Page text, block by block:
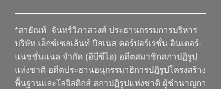
*สายัณห์ จันทร์วิภาสวงศ์ ประธานกรรมการบริหาร
บริษัท เอ็กซ์เซลเล้นท์ บิสเนส คอร์ปอร์เรชั่น อินเตอร์-
แนชชั่นแนล จำกัด (อีบีซีไอ) อดีตสมาชิกสภาปฏิรูป
แห่งชาติ อดีตประธานอนุกรรมาธิการปฏิรูปโครงสร้าง
พื้นฐานและโลจิสติกส์ สภาปฏิรูปแห่งชาติ ผู้ชำนาญกา